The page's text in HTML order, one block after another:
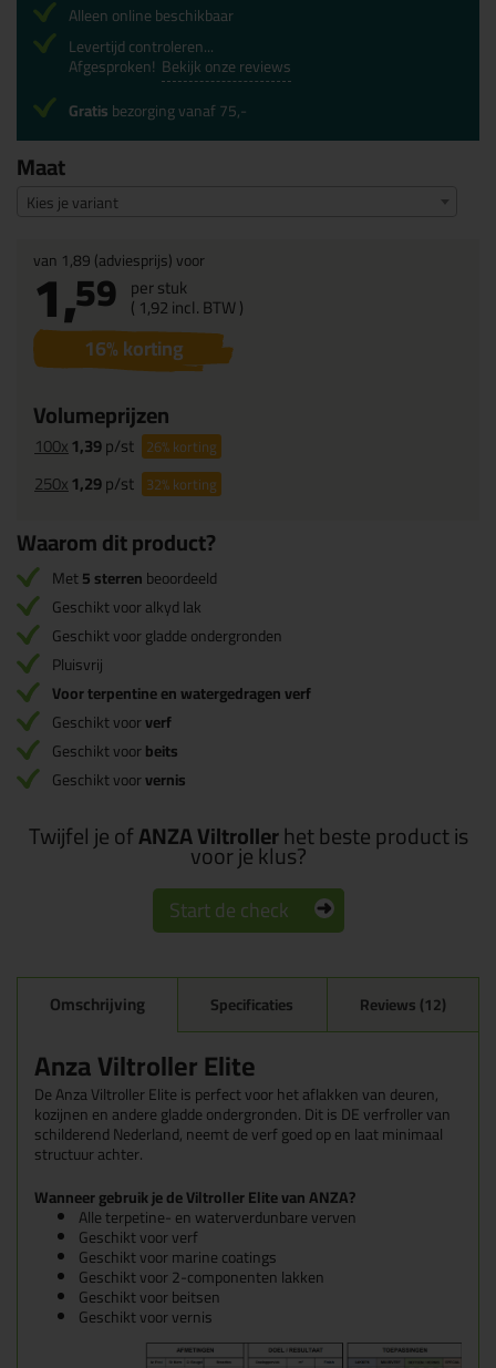
Maat
Kies je variant
van 1,89(adviesprijs) voor
1,59 per stuk
( 1,92incl. BTW )
16% korting
Volumeprijzen
100x1,39p/st 26%korting
250x1,29p/st 32%korting
Alleen online beschikbaar
Levertijd controleren...
Afgesproken! Bekijk onze reviews
Gratisbezorging vanaf 75,-
Waarom dit product?
Met5 sterrenbeoordeeld
Geschikt voor alkyd lak
Geschikt voor gladde ondergronden
Pluisvrij
Voor terpentine en watergedragen verf
Geschikt voorverf
Geschikt voorbeits
Geschikt voorvernis
Twijfel je ofANZA Viltrollerhet beste product is
voor je klus?
Start de check
Omschrijving Specificaties Reviews (12)
Anza Viltroller Elite
De Anza Viltroller Elite is perfect voor het aflakken van deuren,
kozijnen en andere gladde ondergronden. Dit is DE verfroller van
schilderend Nederland, neemt de verf goed op en laat minimaal
structuur achter.
Wanneer gebruik je de Viltroller Elite van ANZA?
Alle terpetine- en waterverdunbare verven
Geschikt voor verf
Geschikt voor marine coatings
Geschikt voor 2-componenten lakken
Geschikt voor beitsen
Geschikt voor vernis